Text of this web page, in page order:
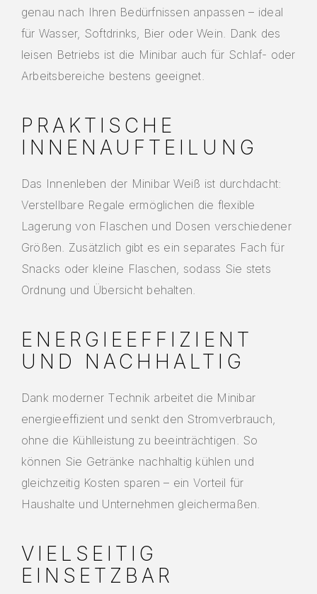
genau nach Ihren Bedürfnissen anpassen – ideal
für Wasser, Softdrinks, Bier oder Wein. Dank des
leisen Betriebs ist die Minibar auch für Schlaf- oder
Arbeitsbereiche bestens geeignet.
PRAKTISCHE
INNENAUFTEILUNG
Das Innenleben der Minibar Weiß ist durchdacht:
Verstellbare Regale ermöglichen die flexible
Lagerung von Flaschen und Dosen verschiedener
Größen. Zusätzlich gibt es ein separates Fach für
Snacks oder kleine Flaschen, sodass Sie stets
Ordnung und Übersicht behalten.
ENERGIEEFFIZIENT
UND NACHHALTIG
Dank moderner Technik arbeitet die Minibar
energieeffizient und senkt den Stromverbrauch,
ohne die Kühlleistung zu beeinträchtigen. So
können Sie Getränke nachhaltig kühlen und
gleichzeitig Kosten sparen – ein Vorteil für
Haushalte und Unternehmen gleichermaßen.
VIELSEITIG
EINSETZBAR